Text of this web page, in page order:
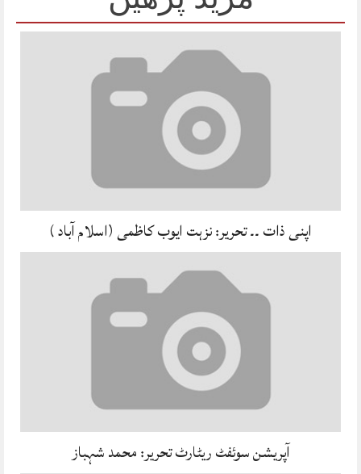
اپنی ذات ۔۔ تحریر: نزہت ایوب کاظمی (اسلام آباد )
آپریشن سوئفٹ ریٹارٹ تحریر: محمد شہباز